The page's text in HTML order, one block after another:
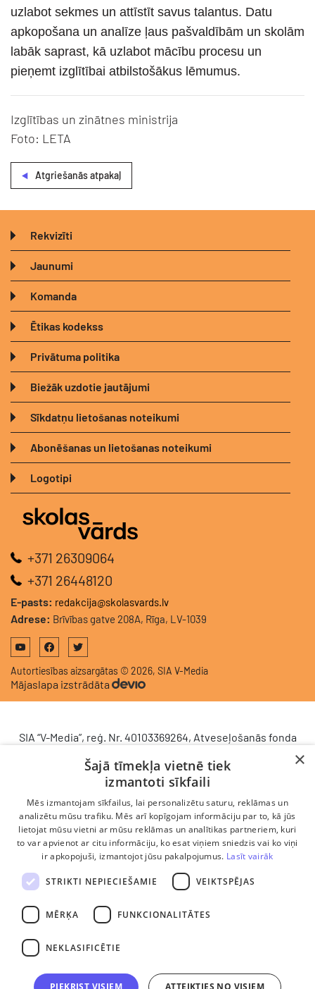
uzlabot sekmes un attīstīt savus talantus. Datu
apkopošana un analīze ļaus pašvaldībām un skolām
labāk saprast, kā uzlabot mācību procesu un
pieņemt izglītībai atbilstošākus lēmumus.
Izglītības un zinātnes ministrija
Foto: LETA
Atgriešanās atpakaļ
Rekvizīti
Jaunumi
Komanda
Ētikas kodekss
Privātuma politika
Biežāk uzdotie jautājumi
Sīkdatņu lietošanas noteikumi
Abonēšanas un lietošanas noteikumi
Logotipi
+371 26309064
+371 26448120
E-pasts: redakcija@skolasvards.lv
Adrese: Brīvības gatve 208A, Rīga, LV-1039
Autortiesības aizsargātas © 2026, SIA V-Media
Mājaslapa izstrādāta
SIA “V-Media”, reģ. Nr. 40103369264, Atveseļošanās fonda
komercdarbības procesu uzlabošanā - ieviesta klientu
attiecību pārvaldības sistēma (CRM). 2024. gada 16.
decembrī tika noslēgts līgums Nr. 9.2-17-L-2024/928 ar
Latvijas Investīciju un attīstības aģentūru par atbalsta
saņemšanu saskaņā ar Atveseļošanas un noturības
mehānisma plāna 2. komponenti “Digitālā transformācija”
(atbalsta pieteikuma Nr. DIGI/2024/1253). Projekta ietvaros
ieviesta klientu un darba procesu pārvaldības sistēma
Scoro, uzlabojot pārdošanas procesu, centralizējot klientu
datubāzi un darījumu plūsmu, kā arī nodrošinot pārskatāmu,
efektīvu pārdošanas nodaļas darbu un precīzāku rezultātu
×
Šajā tīmekļa vietnē tiek
izmantoti sīkfaili
Mēs izmantojam sīkfailus, lai personalizētu saturu, reklāmas un
analizētu mūsu trafiku. Mēs arī kopīgojam informāciju par to, kā jūs
lietojat mūsu vietni ar mūsu reklāmas un analītikas partneriem, kuri
to var apvienot ar citu informāciju, ko esat viņiem sniedzis vai ko viņi
ir apkopojuši, izmantojot jūsu pakalpojumus. Lasīt vairāk
STRIKTI NEPIECIEŠAMIE VEIKTSPĒJAS
MĒRĶA FUNKCIONALITĀTES
NEKLASIFICĒTIE
PIEKRIST VISIEM ATTEIKTIES NO VISIEM